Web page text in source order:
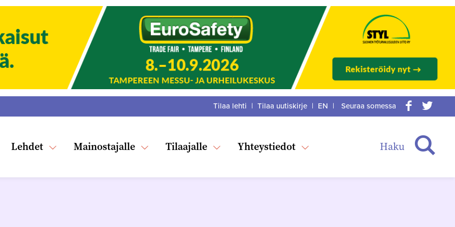
Lehdet Mainostajalle Tilaajalle Yhteystiedot Haku
Tilaa lehti | Tilaa uutiskirje | EN |
Seuraa somessa
:Facebook
Twitter